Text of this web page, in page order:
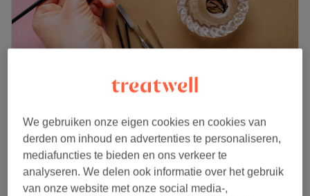
Ruggeveldlaan, Antwerpen
Laat zien op de kaart
Lash lift reset / correction
45 min
€59
We gebruiken onze eigen cookies en cookies van
derden om inhoud en advertenties te personaliseren,
mediafuncties te bieden en ons verkeer te
analyseren. We delen ook informatie over het gebruik
van onze website met onze social media-,